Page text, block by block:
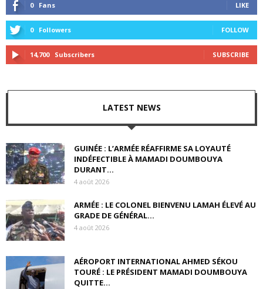
0 Fans LIKE
0 Followers FOLLOW
14,700 Subscribers SUBSCRIBE
LATEST NEWS
GUINÉE : L’ARMÉE RÉAFFIRME SA LOYAUTÉ
INDÉFECTIBLE À MAMADI DOUMBOUYA
DURANT...
4 août 2026
ARMÉE : LE COLONEL BIENVENU LAMAH ÉLEVÉ AU
GRADE DE GÉNÉRAL...
4 août 2026
AÉROPORT INTERNATIONAL AHMED SÉKOU
TOURÉ : LE PRÉSIDENT MAMADI DOUMBOUYA
QUITTE...